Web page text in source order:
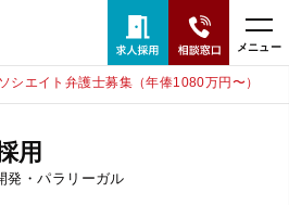
メニュー
シエイト弁護士募集（年俸1080万円〜）
用
発・パラリーガル
365日全国対応
こちら